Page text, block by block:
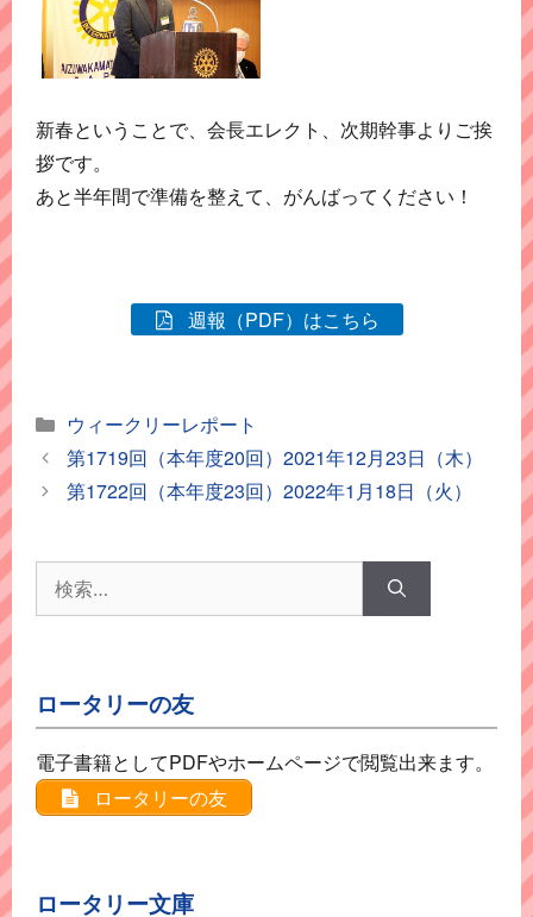
新春ということで、会長エレクト、次期幹事よりご挨
拶です。
あと半年間で準備を整えて、がんばってください！
週報（PDF）はこちら
カ
テ
ゴ
リ
ウィークリーレポート
第1719回（本年度20回）2021年12月23日（木）
第1722回（本年度23回）2022年1月18日（火）
索:
ロータリーの友
電子書籍としてPDFやホームページで閲覧出来ます。
ロータリーの友
ロータリー文庫